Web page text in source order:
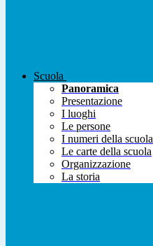
Scuola
Panoramica
Presentazione
I luoghi
Le persone
I numeri della scuola
Le carte della scuola
Organizzazione
La storia